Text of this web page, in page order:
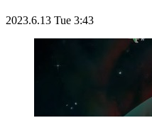
2023.6.13 Tue 3:43